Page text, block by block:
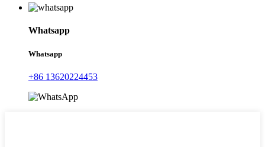
Whatsapp
Whatsapp
+86 13620224453